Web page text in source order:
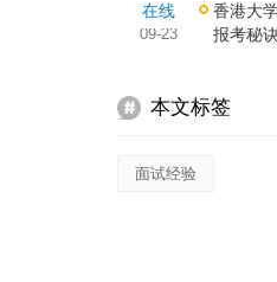
在线
09-23
香港大
报考秘
本文标签
面试经验